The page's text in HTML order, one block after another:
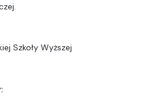
Szkoły Wyższej